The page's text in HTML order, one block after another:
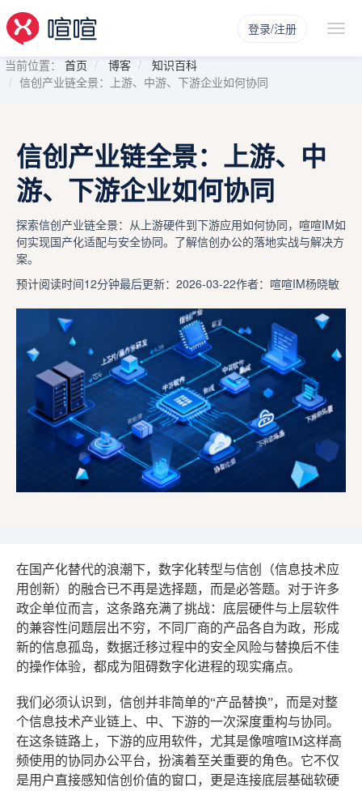
登录/注册
当前位置： 首页 博客
知识百科
信创产业链全景：上游、中游、下游企业如何协同
信创产业链全景：上游、中
游、下游企业如何协同
探索信创产业链全景：从上游硬件到下游应用如何协同，喧喧IM如
何实现国产化适配与安全协同。了解信创办公的落地实战与解决方
案。
预计阅读时间12分钟最后更新：2026-03-22作者：喧喧IM杨晓敏
在国产化替代的浪潮下，数字化转型与信创（信息技术应
用创新）的融合已不再是选择题，而是必答题。对于许多
政企单位而言，这条路充满了挑战：底层硬件与上层软件
的兼容性问题层出不穷，不同厂商的产品各自为政，形成
新的信息孤岛，数据迁移过程中的安全风险与替换后不佳
的操作体验，都成为阻碍数字化进程的现实痛点。
我们必须认识到，信创并非简单的“产品替换”，而是对整
个信息技术产业链上、中、下游的一次深度重构与协同。
在这条链路上，下游的应用软件，尤其是像喧喧IM这样高
频使用的协同办公平台，扮演着至关重要的角色。它不仅
是用户直接感知信创价值的窗口，更是连接底层基础软硬